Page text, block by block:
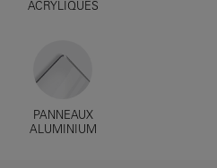
ACRYLIQUES
PANNEAUX
ALUMINIUM